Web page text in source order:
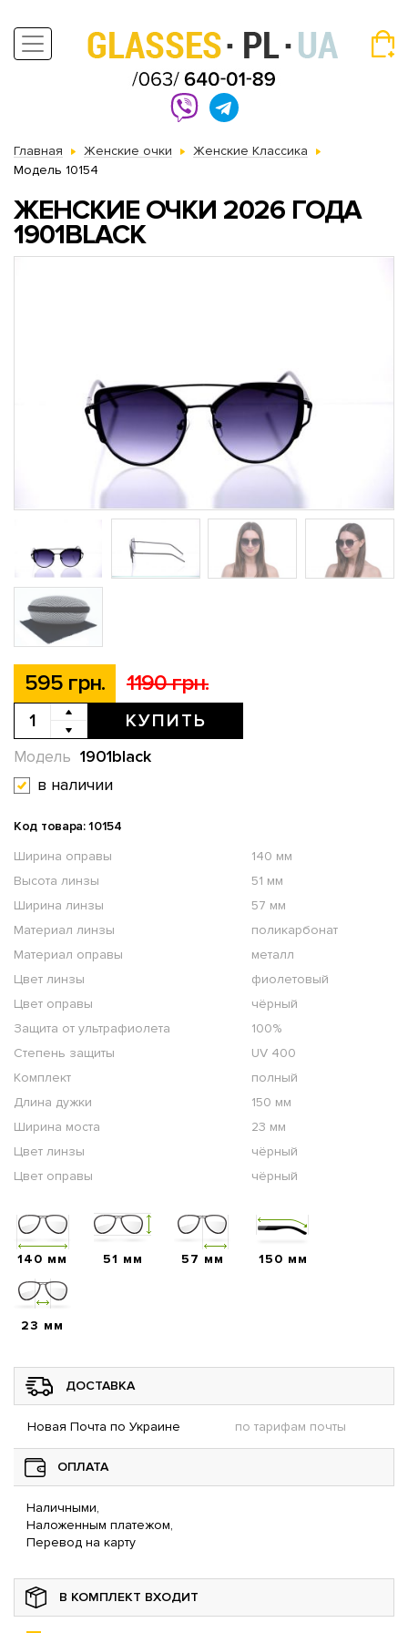
Главная Женские очки
Женские Классика
Модель 10154
ЖЕНСКИЕ ОЧКИ 2026 ГОДА
1901BLACK
595 грн. 1190 грн.
КУПИТЬ
1901black
Модель
в наличии
Код товара: 10154
Ширина оправы
140 мм
Высота линзы
51 мм
Ширина линзы
57 мм
Материал линзы
поликарбонат
Материал оправы
металл
Цвет линзы
фиолетовый
Цвет оправы
чёрный
Защита от ультрафиолета
100%
Степень защиты
UV 400
Комплект
полный
Длина дужки
150 мм
Ширина моста
23 мм
Цвет линзы
чёрный
Цвет оправы
чёрный
140 мм 51 мм 57 мм 150 мм
23 мм
ДОСТАВКА
Новая Почта по Украине по тарифам почты
ОПЛАТА
Наличными,
Наложенным платежом,
Перевод на карту
В КОМПЛЕКТ ВХОДИТ